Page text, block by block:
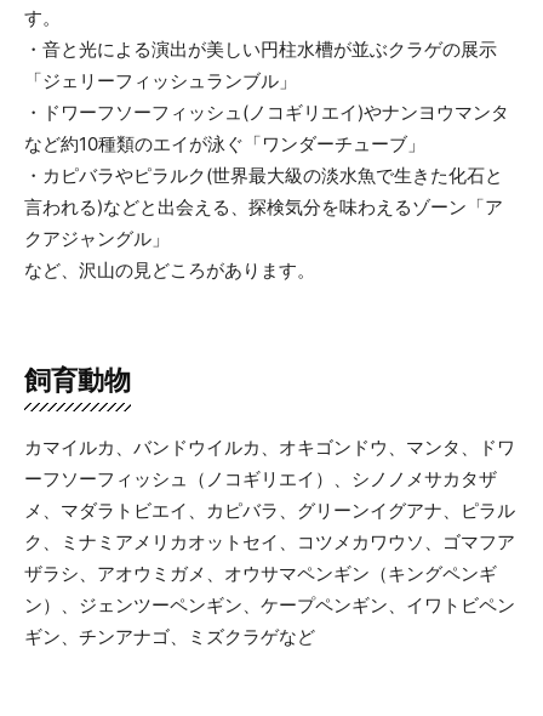
す。
・音と光による演出が美しい円柱水槽が並ぶクラゲの展示
「ジェリーフィッシュランブル」
・ドワーフソーフィッシュ(ノコギリエイ)やナンヨウマンタ
など約10種類のエイが泳ぐ「ワンダーチューブ」
・カピバラやピラルク(世界最大級の淡水魚で生きた化石と
言われる)などと出会える、探検気分を味わえるゾーン「ア
クアジャングル」
など、沢山の見どころがあります。
飼育動物
カマイルカ、バンドウイルカ、オキゴンドウ、マンタ、ドワ
ーフソーフィッシュ（ノコギリエイ）、シノノメサカタザ
メ、マダラトビエイ、カピバラ、グリーンイグアナ、ピラル
ク、ミナミアメリカオットセイ、コツメカワウソ、ゴマフア
ザラシ、アオウミガメ、オウサマペンギン（キングペンギ
ン）、ジェンツーペンギン、ケープペンギン、イワトビペン
ギン、チンアナゴ、ミズクラゲなど